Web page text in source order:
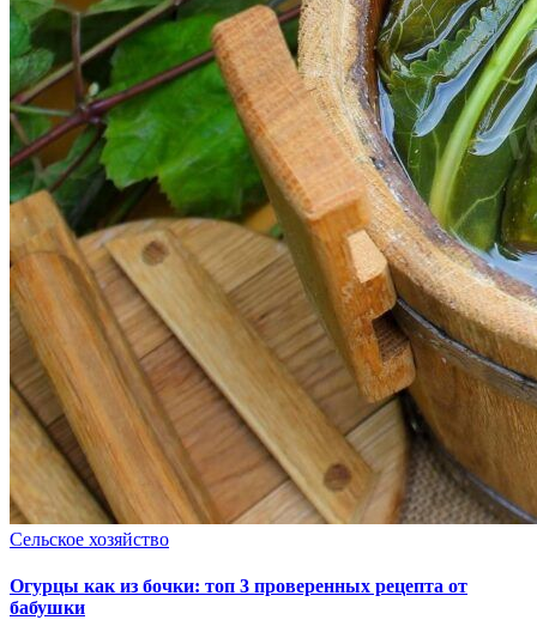
Сельское хозяйство
Огурцы как из бочки: топ 3 проверенных рецепта от
бабушки